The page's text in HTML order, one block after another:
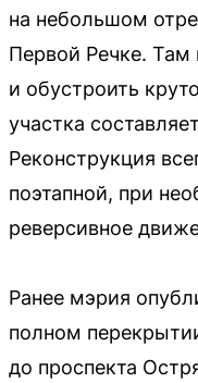
на небольшом
Первой Речке. Там
и обустроить
участка
Реконструкция
поэтапной, при
реверсивное
Ранее мэрия
полном
до проспекта